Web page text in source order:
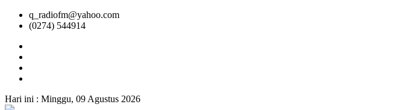
q_radiofm@yahoo.com
(0274) 544914
Hari ini : Minggu, 09 Agustus 2026